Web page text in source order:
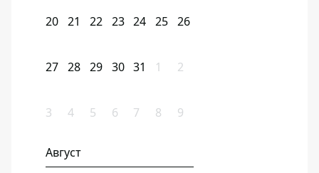
20 21 22 23 24 25 26
27 28 29 30 31 1 2
3 4 5 6 7 8 9
Август